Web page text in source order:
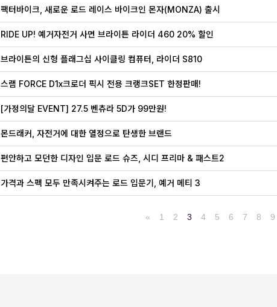
팩터바이크, 새로운 로드 레이스 바이크인 몬자(MONZA) 출시
RIDE UP! 예거자전거 사면 브라이튼 라이더 460 20% 할인
브라이튼의 신형 플래그십 사이클링 컴퓨터, 라이더 S810
스램 FORCE D1x크로더 픽시 전용 크랭크SET 한정판매!
[가정의달 EVENT] 27.5 벤츄라 5D가 99만원!
몬드래커, 자전거에 대한 열정으로 탄생한 브랜드
편안하고 모던한 디자인 입문 로드 슈즈, 시디 프리마 & 패스트2
가격과 스펙 모두 만족시켜주는 로드 입문기, 예거 메티 3
« 1 2 3 4 5 6 7 8 9